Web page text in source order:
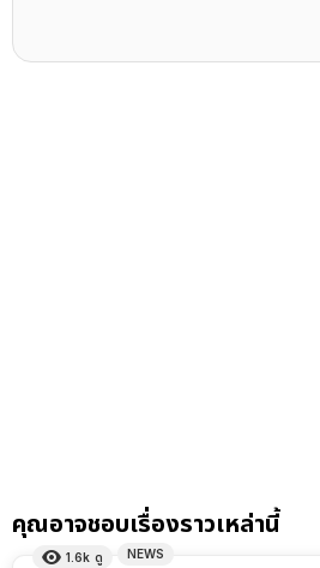
คุณอาจชอบเรื่องราวเหล่านี้
1.6k ดู NEWS